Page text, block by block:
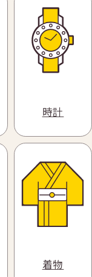
時計
着物